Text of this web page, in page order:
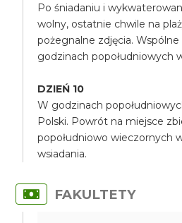
Po śniadaniu i
wolny, ostatnie chwile na
pożegnalne zdjęcia.
godzinach popołudniowych
DZIEŃ 10
W godzinach
Polski. Powrót na miejsce
popołudniowo wieczornych
wsiadania.
FAKULTETY